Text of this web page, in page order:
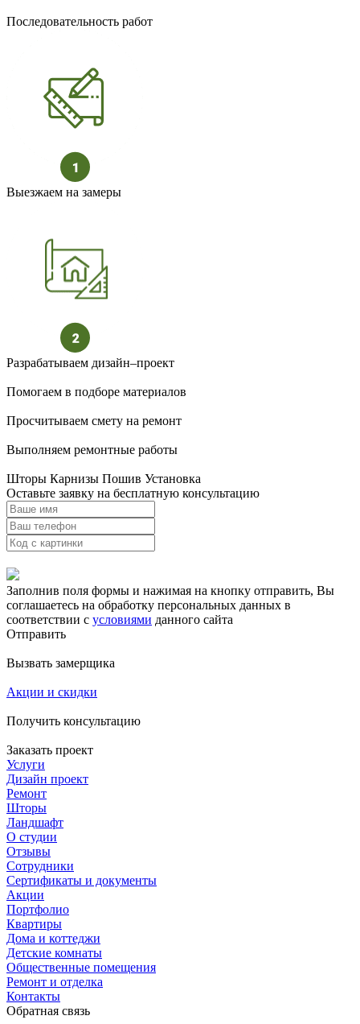
Последовательность работ
Выезжаем на замеры
Разрабатываем дизайн–проект
Помогаем в подборе материалов
Просчитываем смету на ремонт
Выполняем ремонтные работы
Шторы Карнизы Пошив Установка
Оставьте заявку на бесплатную консультацию
Заполнив поля формы и нажимая на кнопку отправить, Вы
соглашаетесь на обработку персональных данных в
соответствии с условиями данного сайта
Отправить
Вызвать замерщика
Акции и скидки
Получить консультацию
Заказать проект
Услуги
Дизайн проект
Ремонт
Шторы
Ландшафт
О студии
Отзывы
Сотрудники
Сертификаты и документы
Акции
Портфолио
Квартиры
Дома и коттеджи
Детские комнаты
Общественные помещения
Ремонт и отделка
Контакты
Обратная связь